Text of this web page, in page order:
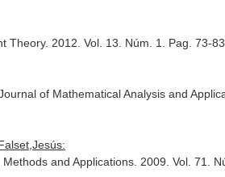
Theory. 2012. Vol. 13. Núm. 1. Pag. 73-83
of Mathematical Analysis and
and Applications . 2009. Vol. 71.